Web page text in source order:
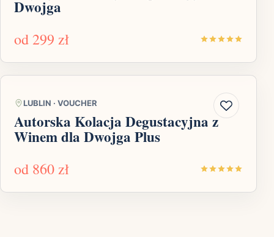
Dwojga
od 299 zł
LUBLIN · VOUCHER
Autorska Kolacja Degustacyjna z
Winem dla Dwojga Plus
od 860 zł